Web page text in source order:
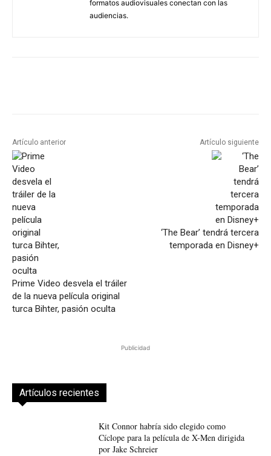
formatos audiovisuales conectan con las
audiencias.
Artículo anterior
Prime Video desvela el tráiler
de la nueva película original
turca Bihter, pasión oculta
Artículo siguiente
‘The Bear’ tendrá tercera
temporada en Disney+
Publicidad
Artículos recientes
Kit Connor habría sido elegido como
Cíclope para la película de X-Men dirigida
por Jake Schreier